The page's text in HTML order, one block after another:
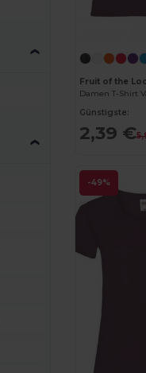
Fruit of the
Damen T-Shirt
Günstigste:
2,39 €
-49%